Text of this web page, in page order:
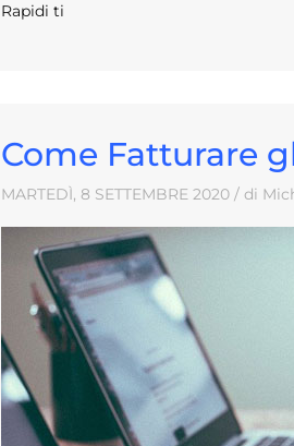
Rapidi ti
Come Fatturare
MARTEDÌ, 8 SETTEMBRE 2020 / di